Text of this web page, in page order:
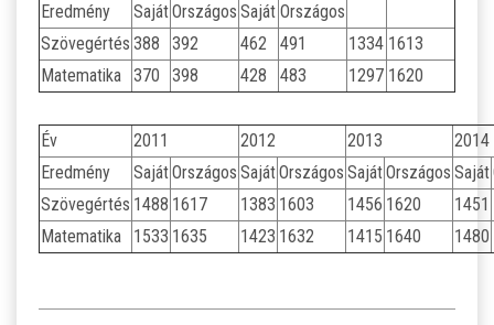
Eredmény
SajátOrszágos Saját Országos
Szövegértés 388 392 462 491 1334 1613
Matematika 370 398 428 483 1297 1620
Év 2011 2012 2013
2014
Eredmény
SajátOrszágos SajátOrszágos SajátOrszágos Saját
Szövegértés 1488 1617 1383 1603 1456 1620 1451
Matematika
1533 1635 1423 1632 1415 1640 1480